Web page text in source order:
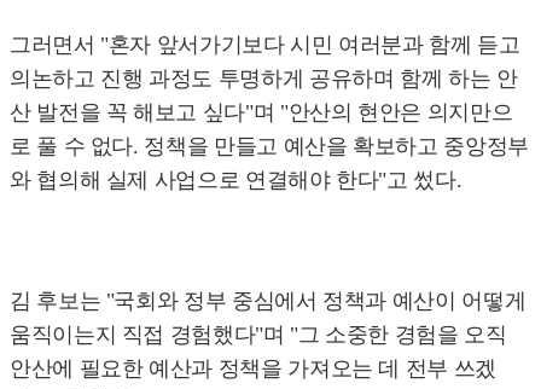
그러면서 "혼자 앞서가기보다 시민 여러분과 함께 듣고
의논하고 진행 과정도 투명하게 공유하며 함께 하는 안
산 발전을 꼭 해보고 싶다"며 "안산의 현안은 의지만으
로 풀 수 없다. 정책을 만들고 예산을 확보하고 중앙정부
와 협의해 실제 사업으로 연결해야 한다"고 썼다.
김 후보는 "국회와 정부 중심에서 정책과 예산이 어떻게
움직이는지 직접 경험했다"며 "그 소중한 경험을 오직
안산에 필요한 예산과 정책을 가져오는 데 전부 쓰겠